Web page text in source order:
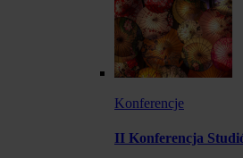
Konferencje
II Konferencja